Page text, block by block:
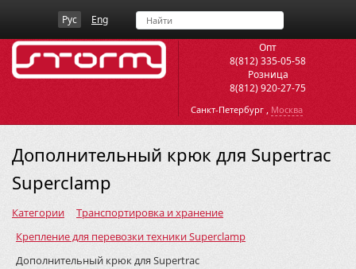
Рус Eng
Опт
8(812) 335-05-58
Розница
8(812) 920-27-75
Санкт-Петербург , Москва
Дополнительный крюк для Supertrac
Superclamp
Категории
Транспортировка и хранение
Крепление для перевозки техники Superclamp
Дополнительный крюк для Supertrac